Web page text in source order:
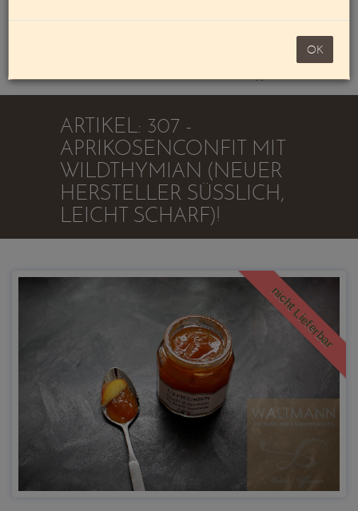
noch 100,00 €
Warenkorb
OK
ARTIKEL: 307 -
APRIKOSENCONFIT MIT
WILDTHYMIAN (NEUER
HERSTELLER SÜSSLICH, L
EICHT SCHARF)!
nicht Lieferbar